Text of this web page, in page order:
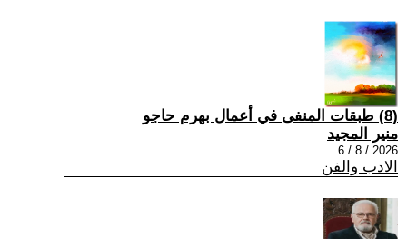
(8) طبقات المنفى في أعمال بهرم حاجو
منير المجيد
2026 / 8 / 6
الادب والفن